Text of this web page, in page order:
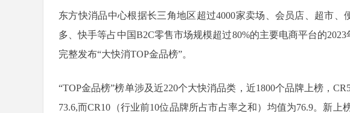
东方快消品中心根据长三角地区超过4000家卖场、会员店、超市
多、快手等占中国B2C零售市场规模超过80%的主要电商平台的
完整发布“大快消TOP金品榜”。
“TOP金品榜”榜单涉及近220个大快消品类，近1800个品牌上榜，
73.6,而CR10（行业前10位品牌所占市占率之和）均值为76.9。新上